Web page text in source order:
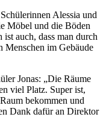
Alessia und
Möbel und die Böden
auch, dass man durch
Menschen im Gebäude
Jonas: „Die Räume
viel Platz. Super ist,
bekommen und
Dank dafür an Direktor